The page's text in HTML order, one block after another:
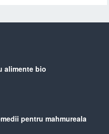
alimente bio
pentru mahmureala